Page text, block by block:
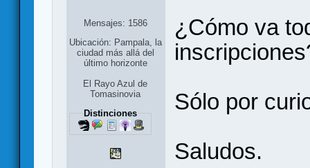
Mensajes: 1586
Ubicación: Pampala, la
ciudad más allá del
último horizonte
El Rayo Azul de
Tomasinovia
Distinciones
¿Cómo va
Sólo por
Saludos.